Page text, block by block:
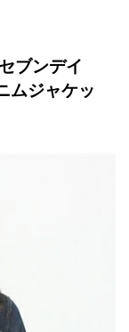
ブンデイ
ムジャケッ